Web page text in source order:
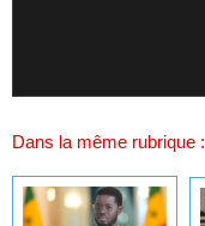
Dans la même rubrique :